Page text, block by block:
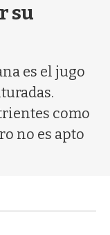
su
es el jugo
como
no es apto